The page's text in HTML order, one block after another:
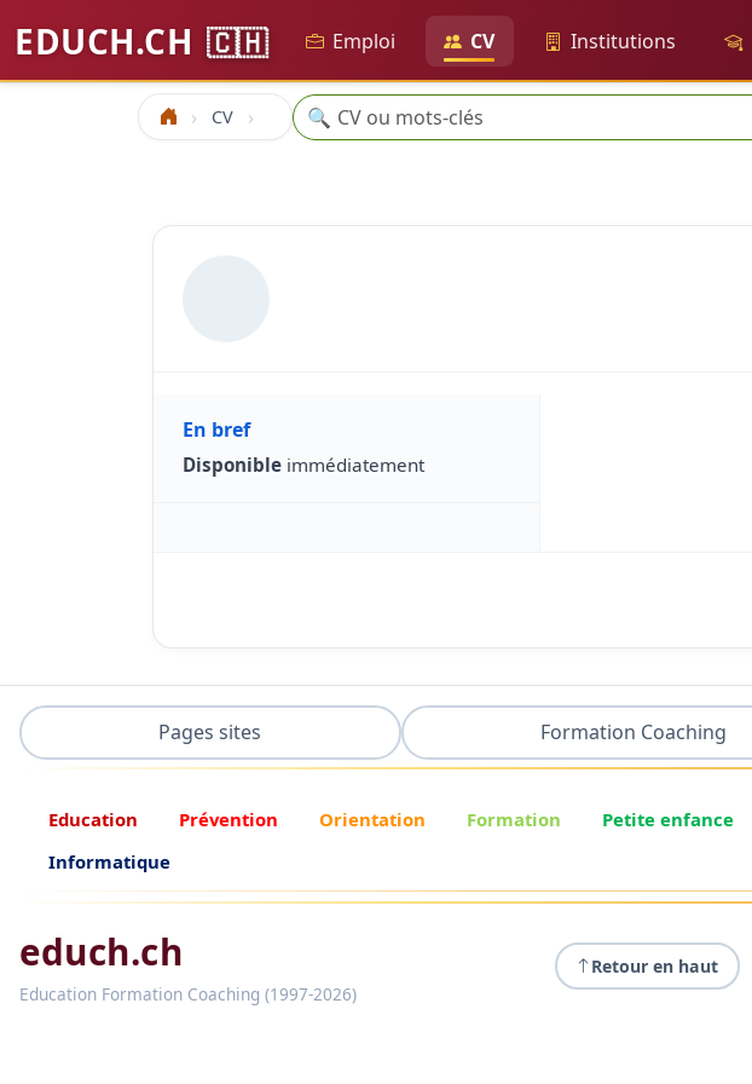
EDUCH.CH 🇨🇭 Emploi CV Institutions
Accueil CV Recherche
🔍
En bref
Disponible immédiatement
Pages sites Formation Coaching
Education Prévention Orientation Formation Petite enfance
Informatique
educh.ch
Education Formation Coaching (1997-2026)
Retour en haut